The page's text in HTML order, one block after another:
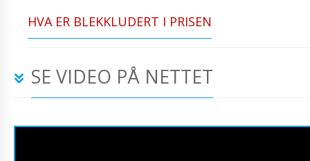
HVA ER BLEKKLUDERT I PRISEN
SE VIDEO PÅ NETTET